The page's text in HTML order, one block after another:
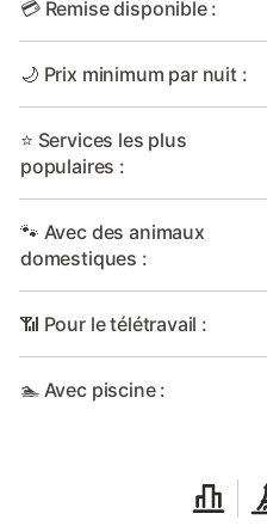
💳 Remise disponible :
🌙 Prix minimum par nuit :
⭐ Services les plus
populaires :
🐾 Avec des animaux
domestiques :
📶 Pour le télétravail :
🏊 Avec piscine :